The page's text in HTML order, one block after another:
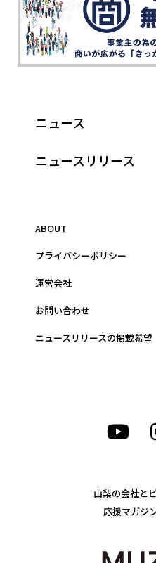
ニュース
ニュースリリース
ABOUT
プライバシーポリシー
運営会社
お問い合わせ
ニュースリリースの掲載希望
山梨の会社と
応援マガジ